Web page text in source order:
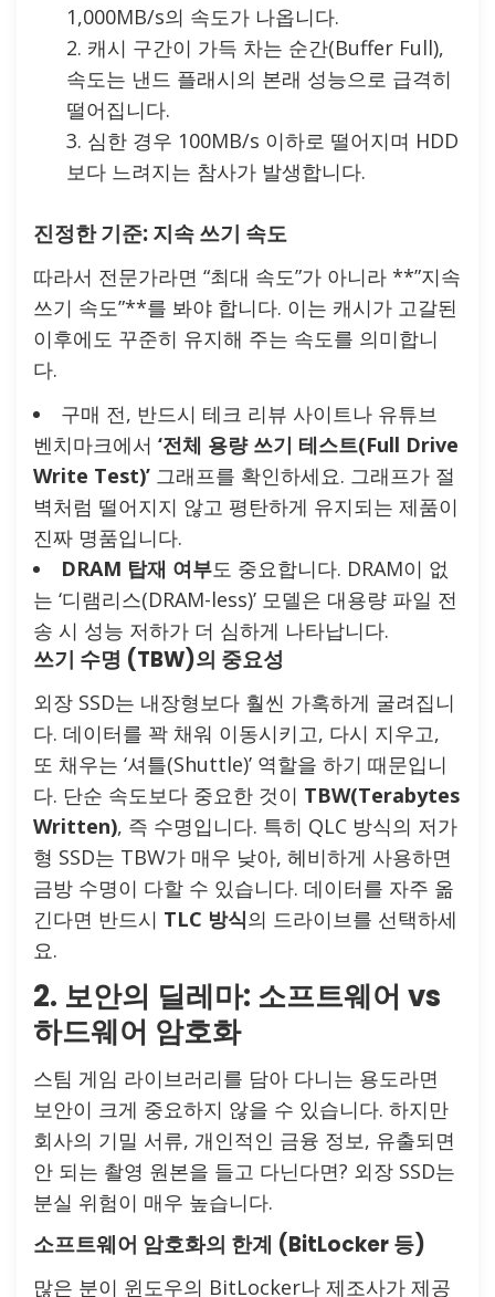
1,000MB/s의 속도가 나옵니다.
캐시 구간이 가득 차는 순간(Buffer Full),
속도는 낸드 플래시의 본래 성능으로 급격히
떨어집니다.
심한 경우 100MB/s 이하로 떨어지며 HDD
보다 느려지는 참사가 발생합니다.
진정한 기준: 지속 쓰기 속도
따라서 전문가라면 “최대 속도”가 아니라 **”지속
쓰기 속도”**를 봐야 합니다. 이는 캐시가 고갈된
이후에도 꾸준히 유지해 주는 속도를 의미합니
다.
구매 전, 반드시 테크 리뷰 사이트나 유튜브
벤치마크에서 ‘전체 용량 쓰기 테스트(Full Drive
Write Test)’ 그래프를 확인하세요. 그래프가 절
벽처럼 떨어지지 않고 평탄하게 유지되는 제품이
진짜 명품입니다.
DRAM 탑재 여부도 중요합니다. DRAM이 없
는 ‘디램리스(DRAM-less)’ 모델은 대용량 파일 전
송 시 성능 저하가 더 심하게 나타납니다.
쓰기 수명 (TBW)의 중요성
외장 SSD는 내장형보다 훨씬 가혹하게 굴려집니
다. 데이터를 꽉 채워 이동시키고, 다시 지우고,
또 채우는 ‘셔틀(Shuttle)’ 역할을 하기 때문입니
다. 단순 속도보다 중요한 것이 TBW(Terabytes
Written), 즉 수명입니다. 특히 QLC 방식의 저가
형 SSD는 TBW가 매우 낮아, 헤비하게 사용하면
금방 수명이 다할 수 있습니다. 데이터를 자주 옮
긴다면 반드시 TLC 방식의 드라이브를 선택하세
요.
2. 보안의 딜레마: 소프트웨어 vs
하드웨어 암호화
스팀 게임 라이브러리를 담아 다니는 용도라면
보안이 크게 중요하지 않을 수 있습니다. 하지만
회사의 기밀 서류, 개인적인 금융 정보, 유출되면
안 되는 촬영 원본을 들고 다닌다면? 외장 SSD는
분실 위험이 매우 높습니다.
소프트웨어 암호화의 한계 (BitLocker 등)
많은 분이 윈도우의 BitLocker나 제조사가 제공